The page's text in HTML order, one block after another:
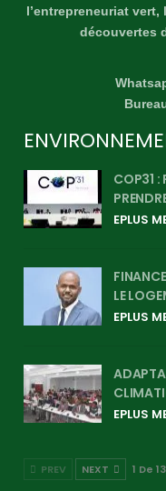
l’entrepreneuriat
découvertes
COP31 :
LE
PREV NEXT 1 De